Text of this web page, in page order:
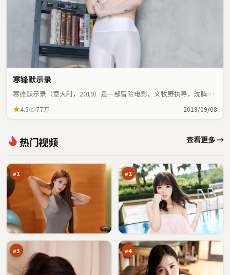
寒锋默示录
寒锋默示录（意大利，2019）是一部冒险电影，文牧野执导，沈腾、
4.5 77万 2019/09/08
热门视频 查看更多 →
#1
七
悬 98
#2
#3
冷
月
证
人
97
万
#4
暗
夜
无
名
火
95
万